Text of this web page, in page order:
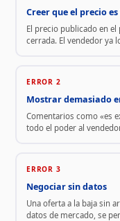
Creer que el precio
El precio publicado en
cerrada. El vendedor ya
ERROR 2
Mostrar demasiado
Comentarios como «es
todo el poder al
ERROR 3
Negociar sin datos
Una oferta a la baja sin
datos de mercado, se